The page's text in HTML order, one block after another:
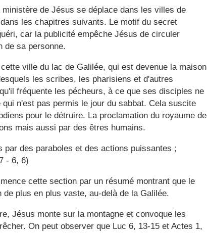
de Jésus se déplace dans les villes de
les chapitres suivants. Le motif du secret
car la publicité empêche Jésus de circuler
de sa personne.
ville du lac de Galilée, qui est devenue la maison
les scribes, les pharisiens et d'autres
fréquente les pécheurs, à ce que ses disciples ne
n'est pas permis le jour du sabbat. Cela suscite
pour le détruire. La proclamation du royaume de
mais aussi par des êtres humains.
des paraboles et des actions puissantes ;
- 6, 6)
cette section par un résumé montrant que le
plus en plus vaste, au-delà de la Galilée.
Jésus monte sur la montagne et convoque les
On peut observer que Luc 6, 13-15 et Actes 1,